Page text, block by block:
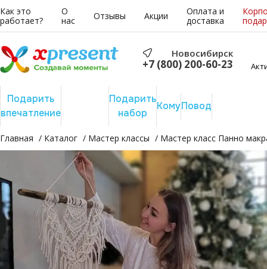
Как это
работает?
О
нас
Отзывы Акции
Оплата и
доставка
Новосибирск
+7 (800) 200-60-23
Подарить
впечатление
Подарить
набор
КомуПовод
Главная Каталог Мастер классы Мастер класс Панно